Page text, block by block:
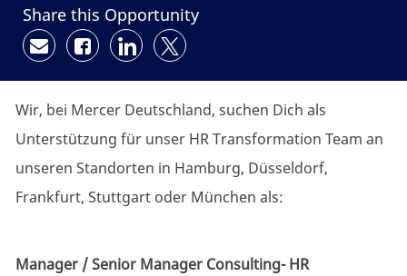
Share this Opportunity
Share via email
Share via Facebook
Share via LinkedIn
Share via twitter
Wir, bei Mercer Deutschland, suchen Dich als
Unterstützung für unser HR Transformation Team an
unseren Standorten in Hamburg, Düsseldorf,
Frankfurt, Stuttgart oder München als:
Manager / Senior Manager Consulting- HR